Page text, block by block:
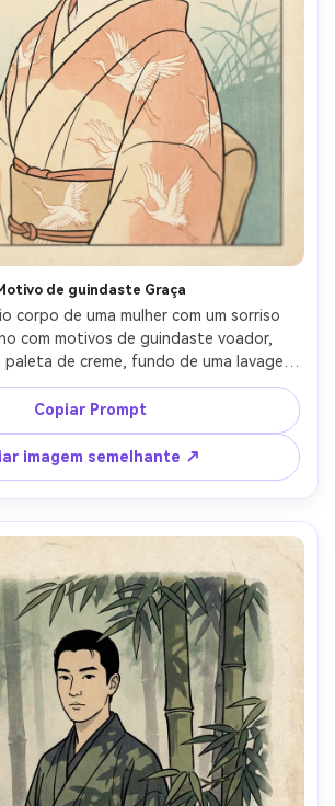
de guindaste Graça
corpo de uma mulher com um sorriso
com motivos de guindaste voador,
de creme, fundo de uma lavagem
juncos distantes, linhas-chave limpas,
planas, grão de madeira sutil, equilíbrio
humor calmo e edificante, estética
lente de 85mm, profundidade
cinematográfica suave-AR 4:5
Copiar Prompt
imagem semelhante ↗